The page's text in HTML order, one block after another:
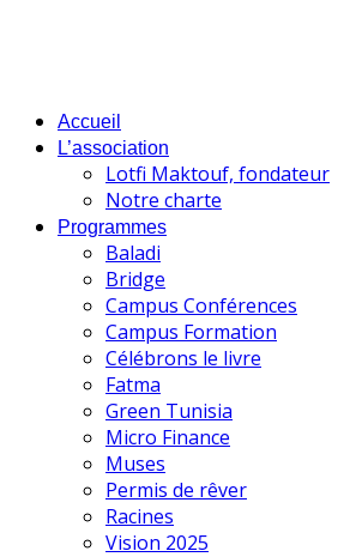
Accueil
L’association
Lotfi Maktouf, fondateur
Notre charte
Programmes
Baladi
Bridge
Campus Conférences
Campus Formation
Célébrons le livre
Fatma
Green Tunisia
Micro Finance
Muses
Permis de rêver
Racines
Vision 2025